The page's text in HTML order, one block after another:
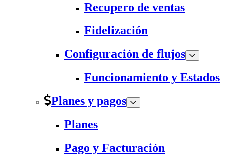
Recupero de ventas
Fidelización
Configuración de flujos
Funcionamiento y Estados
Planes y pagos
Planes
Pago y Facturación